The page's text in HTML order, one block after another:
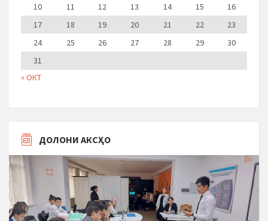
« ОКТ
10
11 12 13 14 15
16
17
18 19 20 21 22
23
24
25 26 27 28 29
30
31
ДОЛОНИ АКСҲО